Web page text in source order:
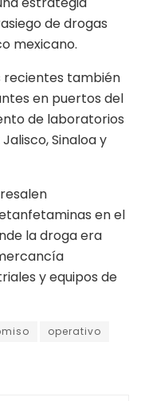
de drogas
mexicano.
recientes también
en puertos del
de laboratorios
Sinaloa y
en el
la droga era
y equipos de
operativo